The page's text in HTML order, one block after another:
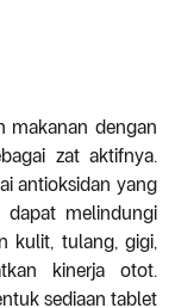
makanan dengan
zat aktifnya.
antioksidan yang
dapat melindungi
kulit, tulang, gigi,
kinerja otot.
sediaan tablet